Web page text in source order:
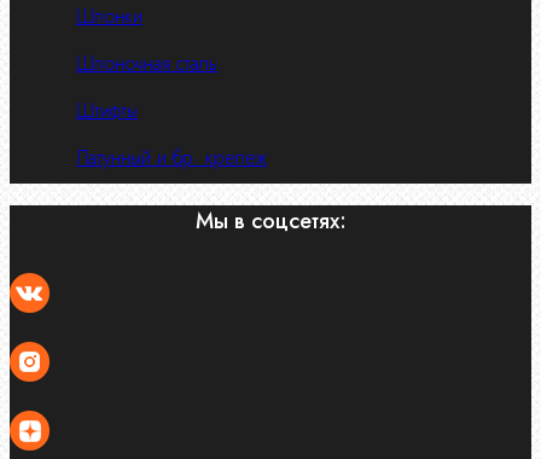
Шпонки
Шпоночная сталь
Штифты
Латунный и бр. крепеж
Мы в соцсетях: